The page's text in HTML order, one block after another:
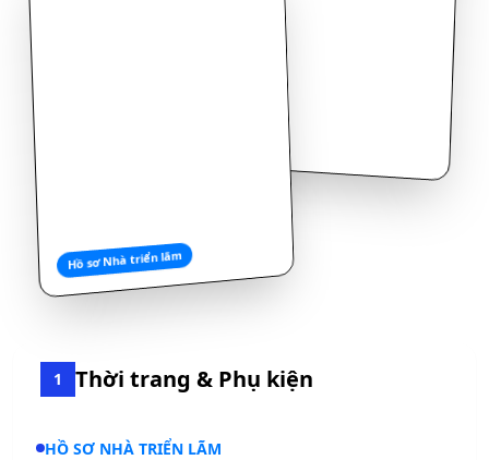
Hồ sơ Nhà triển lãm
1 Thời trang & Phụ kiện
HỒ SƠ NHÀ TRIỂN LÃM